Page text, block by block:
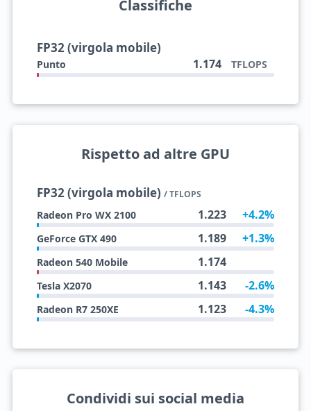
Classifiche
FP32 (virgola mobile)
Punto 1.174 TFLOPS
Rispetto ad altre GPU
FP32 (virgola mobile) / TFLOPS
Radeon Pro WX 2100 1.223 +4.2%
GeForce GTX 490 1.189 +1.3%
Radeon 540 Mobile 1.174
Tesla X2070 1.143 -2.6%
Radeon R7 250XE 1.123 -4.3%
Condividi sui social media